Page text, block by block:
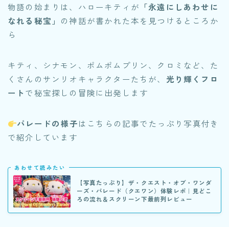
物語の始まりは、ハローキティが 「永遠にしあわせに
なれる秘宝」 の神話が書かれた本を見つけるところか
ら
キティ、シナモン、ポムポムプリン、クロミなど、た
くさんのサンリオキャラクターたちが、 光り輝くフロ
ート で秘宝探しの冒険に出発します
パレードの様子はこちらの記事でたっぷり写真付き
で紹介しています
あわせて読みたい
【写真たっぷり】ザ・クエスト・オブ・ワンダ
ーズ・パレード（クエワン）体験レポ｜見どこ
ろの流れ＆スクリーン下最前列レビュー